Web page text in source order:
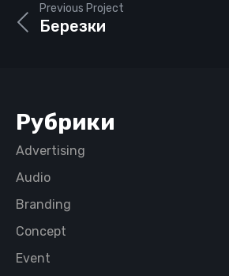
Previous Project
Березки
Рубрики
Advertising
Audio
Branding
Concept
Event